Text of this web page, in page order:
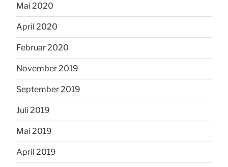
Mai 2020
April 2020
Februar 2020
November 2019
September 2019
Juli 2019
Mai 2019
April 2019